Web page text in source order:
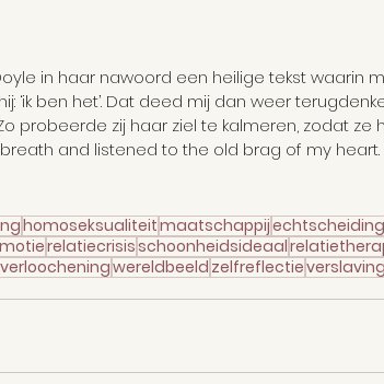
in haar nawoord een heilige tekst waarin
‘ik ben het’. Dat deed mij dan weer
probeerde zij haar ziel te kalmeren, zodat ze
and listened to the old brag of my heart. I
homoseksualiteitmaatschappijechtscheiding
relatiecrisisschoonheidsideaal
verloocheningwereldbeeld zelfreflectieverslaving